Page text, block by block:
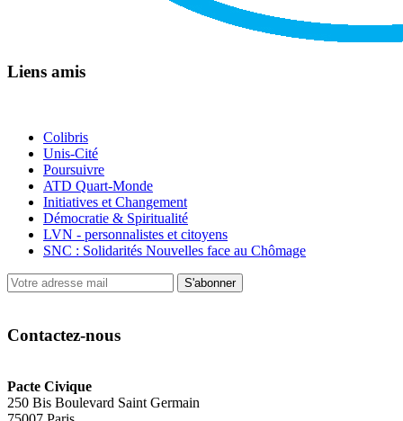
Liens amis
Colibris
Unis-Cité
Poursuivre
ATD Quart-Monde
Initiatives et Changement
Démocratie & Spiritualité
LVN - personnalistes et citoyens
SNC : Solidarités Nouvelles face au Chômage
S'abonner
Contactez-nous
Pacte Civique
250 Bis Boulevard Saint Germain